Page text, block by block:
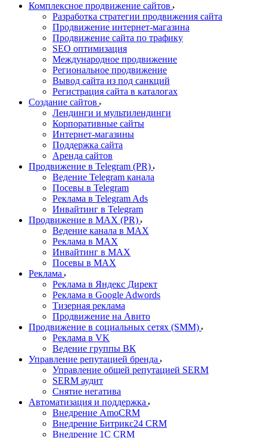
Комплексное продвижение сайтов
Разработка стратегии продвижения сайта
Продвижение интернет-магазина
Продвижение сайта по трафику
SEO оптимизация
Международное продвижение
Региональное продвижение
Вывод сайта из под санкций
Регистрация сайта в каталогах
Создание сайтов
Лендинги и мультилендинги
Корпоративные сайты
Интернет-магазины
Поддержка сайта
Аренда сайтов
Продвижение в Telegram (PR)
Ведение Telegram канала
Посевы в Telegram
Реклама в Telegram Ads
Инвайтинг в Telegram
Продвижение в MAX (PR)
Ведение канала в MAX
Реклама в MAX
Инвайтинг в MAX
Посевы в MAX
Реклама
Реклама в Яндекс Директ
Реклама в Google Adwords
Тизерная реклама
Продвижение на Авито
Продвижение в социальных сетях (SMM)
Реклама в VK
Ведение группы ВК
Управление репутацией бренда
Управление общей репутацией SERM
SERM аудит
Снятие негатива
Автоматизация и поддержка
Внедрение AmoCRM
Внедрение Битрикс24 CRM
Внедрение 1C CRM